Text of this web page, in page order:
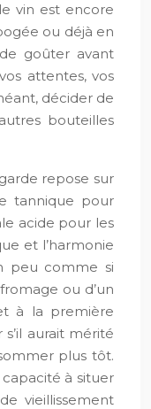
vin est encore
ou déjà en
goûter avant
attentes, vos
décider de
bouteilles
repose sur
tannique pour
acide pour les
et l’harmonie
peu comme si
ou d’un
à la première
aurait mérité
plus tôt.
à situer
vieillissement